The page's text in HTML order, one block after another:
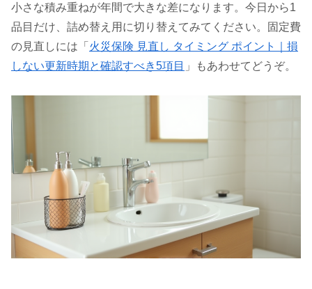
小さな積み重ねが年間で大きな差になります。今日から1
品目だけ、詰め替え用に切り替えてみてください。固定費
の見直しには「 火災保険 見直し タイミング ポイント｜損
しない更新時期と確認すべき5項目 」もあわせてどうぞ。